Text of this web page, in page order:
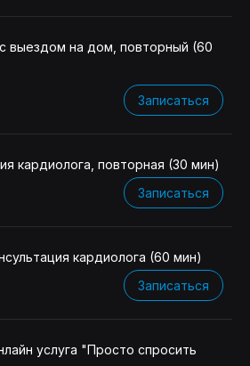
выездом на дом, повторный (60
Записаться
кардиолога, повторная (30 мин)
Записаться
кардиолога (60 мин)
Записаться
услуга "Просто спросить